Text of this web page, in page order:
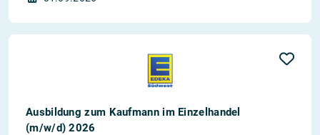
Ausbildung zum Kaufmann im Einzelhandel
(m/w/d) 2026